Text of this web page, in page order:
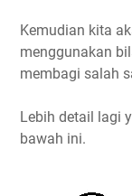
Kemudian kita
menggunakan
membagi salah
Lebih detail lagi
bawah ini.